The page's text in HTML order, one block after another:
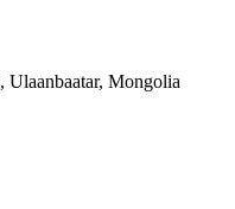
Mongolia